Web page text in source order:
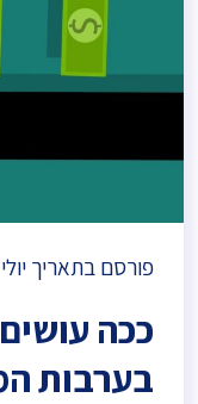
פורסם בתאריך יולי 21, 2021
ככה
בערבות